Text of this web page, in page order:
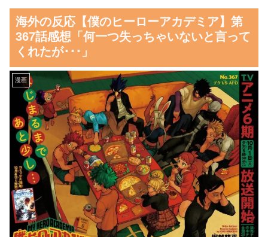
識不明の重体 宇治市
【朗報】齋藤飛鳥、前屈みで
完全に見えてる動画が拡散され
てしまう…
磁気嵐、地球由来のイオンが
主導…JAXAの衛星「あらせ」
が観測！
舌を絡ませて、唾液交換して
── ちゅっちゅしながらの濃厚
エッ画像♪
海外「日本よ、お前がナンバ
ーワンだ」 熊本地震直後の日
本の対応のスピードに世界が衝
旅行の記念品のアイディアに対
する海外の反応
日本人「世界のみんなは普段
韓国人「日本で創業100年を
迎えたパンケーキ屋のクオリテ
ィをご覧ください…」→「日本
人が好きそう…（ﾌﾞﾙﾌﾞﾙ」＝
韓国の反応
韓国人「本日チームをサヨナ
ラ負けさせたイ・ジョンフの守
備、ガチでヤバ過ぎる…」
→「のび太レベルの守備ｗｗ」
＝韓国の反応
海外の反応【僕のヒーローアカデミア】第
367話感想「何一つ失っちゃいないと言って
くれたが･･･」
漫画